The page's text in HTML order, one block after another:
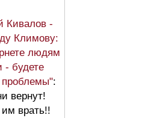
Кивалов -
Климову:
людям
- будете
проблемы":
вернут!
врать!!